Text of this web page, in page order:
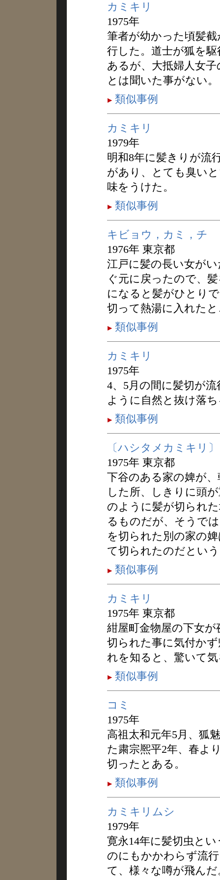
カミキリ
1975年
筆者が幼かった頃髪
行した。道士が狐を
あるが、大抵婦人女
とは聞いた事がない。
類似事例
カミキリ
1979年
明和8年に髪きりが流
があり、とても臭い
味をうけた。
類似事例
キビョウ，カミ，チ
1976年 東京都
江戸に髪の長い女が
ぐ元に戻ったので、
になると髪がひとり
切って熱湯に入れた
類似事例
カミキリ
1975年
4、5月の間に髪切が
ように自然と抜け落
類似事例
〔ハシタメカミキリ〕
1975年 東京都
下谷のある家の婢が
した所、しきりに頭
のように髪が切られ
るものだが、そうで
を切られた別の家の
て切られたのだとい
類似事例
カミキリ
1975年 東京都
紺屋町金物屋の下女
切られた事に気付か
れを知ると、驚いて
類似事例
コミ
1975年
高祖太和元年5月、狐
た粛宗熈平2年、春よ
切ったとある。
類似事例
カミキリムシ
1979年
寛永14年に髪切虫と
のにもかかわらず流
て、様々な噂が飛んだ